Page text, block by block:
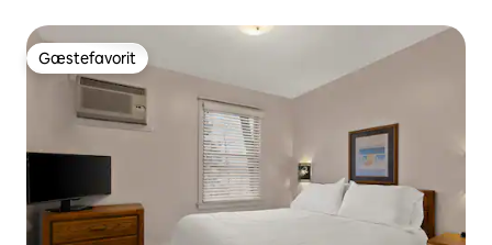
Gæstefavorit
Gæstefavorit